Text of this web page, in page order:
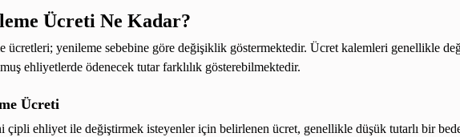
Ücreti Ne Kadar?
ücretleri; yenileme sebebine göre değişiklik göstermektedir. Ücret kalemleri genellikle
ehliyetlerde ödenecek tutar farklılık gösterebilmektedir.
Ücreti
çipli ehliyet ile değiştirmek isteyenler için belirlenen ücret, genellikle düşük tutarlı bir